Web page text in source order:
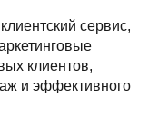
сервис,
клиентов,
и эффективного